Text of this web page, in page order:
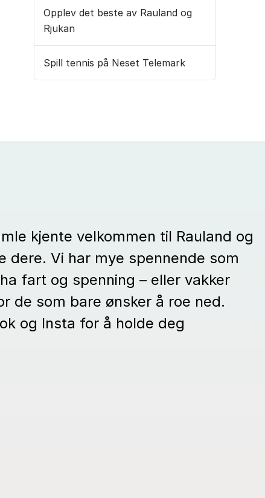
Opplev det beste av Rauland og
Rjukan
Spill tennis på Neset Telemark
kjente velkommen til Rauland og
dere. Vi har mye spennende som
fart og spenning – eller vakker
de som bare ønsker å roe ned.
og Insta for å holde deg